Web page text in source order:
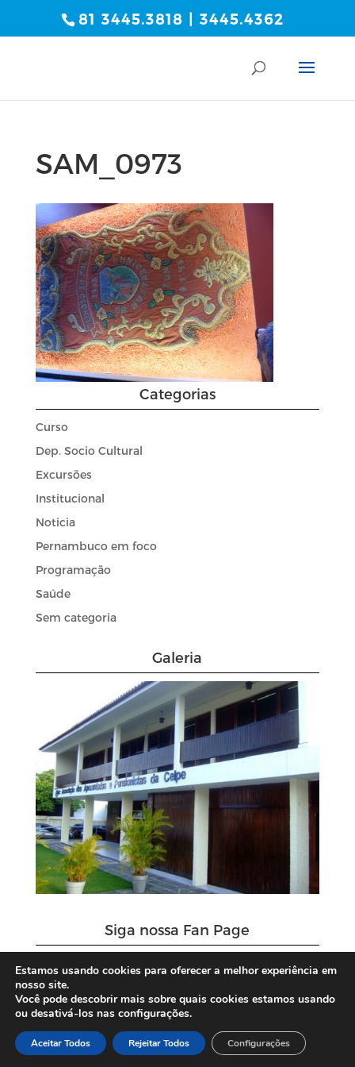
81 3445.3818 | 3445.4362
SAM_0973
Categorias
Curso
Dep. Socio Cultural
Excursões
Institucional
Noticia
Pernambuco em foco
Programação
Saúde
Sem categoria
Galeria
Siga nossa Fan Page
Estamos usando cookies para oferecer a melhor experiência em
nosso site.
Você pode descobrir mais sobre quais cookies estamos usando
ou desativá-los nas configurações.
Aceitar Todos Rejeitar Todos Configurações